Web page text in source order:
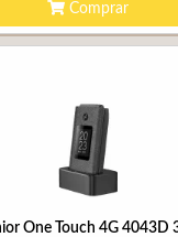
Comprar
One Touch 4G 4043D